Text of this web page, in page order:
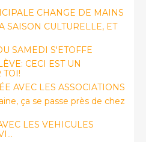
CHANGE DE MAINS
SAISON CULTURELLE, ET
SAMEDI S'ETOFFE
CECI EST UN
TOI!
AVEC LES ASSOCIATIONS
ça se passe près de chez
LES VEHICULES